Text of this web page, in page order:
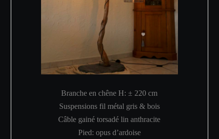
Branche en chêne H: ± 220 cm
Suspensions fil métal gris & bois
Câble gainé torsadé lin anthracite
Pied: opus d’ardoise